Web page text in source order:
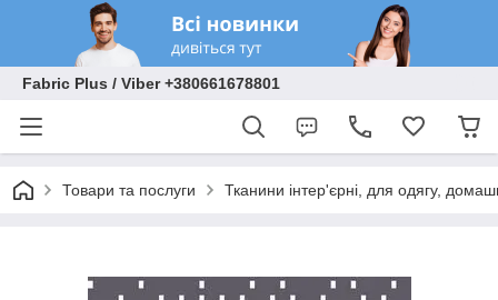
Fabric Plus / Viber +380661678801
Товари та послуги Тканини інтер'єрні, для одягу,